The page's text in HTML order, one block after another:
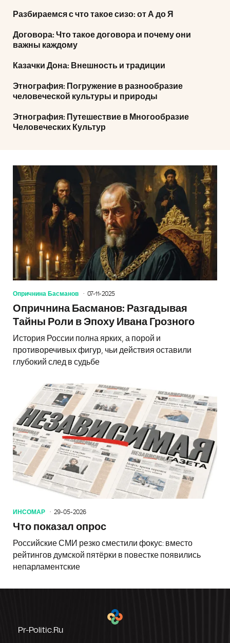
Разбираемся с что такое сизо: от А до Я
Договора: Что такое договора и почему они
важны каждому
Казачки Дона: Внешность и традиции
Этнография: Погружение в разнообразие
человеческой культуры и природы
Этнография: Путешествие в Многообразие
Человеческих Культур
Опричнина Басманов 07-11-2025
Опричнина Басманов: Разгадывая
Тайны Роли в Эпоху Ивана Грозного
История России полна ярких, а порой и
противоречивых фигур, чьи действия оставили
глубокий след в судьбе
ИНСОМАР 29-05-2026
Что показал опрос
Российские СМИ резко сместили фокус: вместо
рейтингов думской пятёрки в повестке появились
непарламентские
Pr-Politic.ru